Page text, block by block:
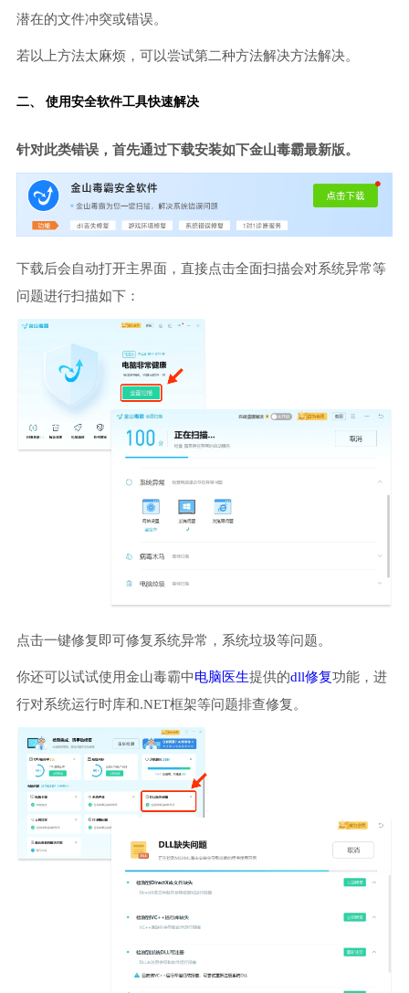
潜在的文件冲突或错误。
若以上方法太麻烦，可以尝试第二种方法解决方法解决。
二、 使用安全软件工具快速解决
针对此类错误，首先通过下载安装如下金山毒霸最新版。
下载后会自动打开主界面，直接点击全面扫描会对系统异常等
问题进行扫描如下：
点击一键修复即可修复系统异常，系统垃圾等问题。
你还可以试试使用金山毒霸中电脑医生提供的dll修复功能，进
行对系统运行时库和.NET框架等问题排查修复。